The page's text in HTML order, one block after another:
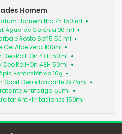
Homem
Homem Nro 75 150 ml
Água de Colónia 30 ml
e Rosto Spf15 50 ml
Gel Aloe Vera 100ml
Deo Roll-On 48H 50ml
Deo Roll-On 48H 50ml
Hemostático 10g
Sport Desodorizante 2x75ml
Antifatiga 50ml
Anti-Irritaciones 150ml